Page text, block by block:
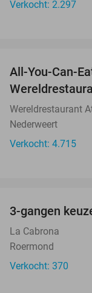
Verkocht: 2.297
All-You-Can-
Wereldrestaurant
Nederweert
Verkocht: 4.715
3-gangen
La Cabrona
Roermond
Verkocht: 370